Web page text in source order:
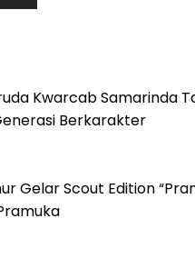
s
g
r
a
Kwarcab Samarinda
Berkarakter
Gelar Scout Edition